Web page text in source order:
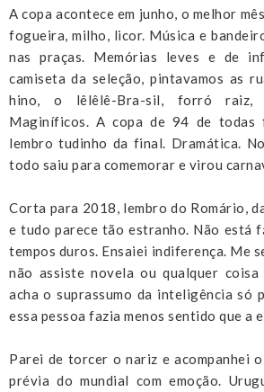
A copa acontece em junho, o melhor
fogueira, milho, licor. Música e
nas praças. Memórias leves e de
camiseta da seleção, pintavamos as
hino, o lêlêlê-Bra-sil, forró raiz,
Maginíficos. A copa de 94 de todas
lembro tudinho da final. Dramática.
todo saiu para comemorar e virou
Corta para 2018, lembro do Romário,
e tudo parece tão estranho. Não está
tempos duros. Ensaiei indiferença. Me
não assiste novela ou qualquer
acha o suprassumo da inteligência só
essa pessoa fazia menos sentido que a
Parei de torcer o nariz e acompanhei o
prévia do mundial com emoção.